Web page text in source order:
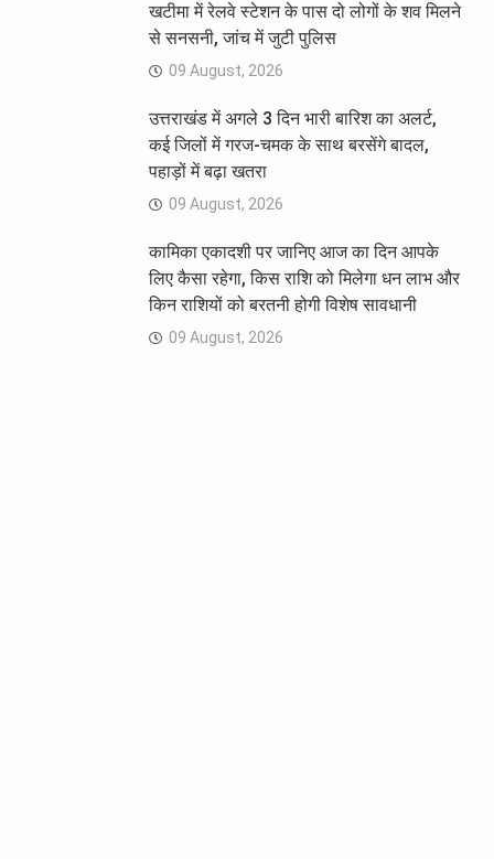
खटीमा में रेलवे स्टेशन के पास दो लोगों के शव मिलने
से सनसनी, जांच में जुटी पुलिस
09 August, 2026
उत्तराखंड में अगले 3 दिन भारी बारिश का अलर्ट,
कई जिलों में गरज-चमक के साथ बरसेंगे बादल,
पहाड़ों में बढ़ा खतरा
09 August, 2026
कामिका एकादशी पर जानिए आज का दिन आपके
लिए कैसा रहेगा, किस राशि को मिलेगा धन लाभ और
किन राशियों को बरतनी होगी विशेष सावधानी
09 August, 2026